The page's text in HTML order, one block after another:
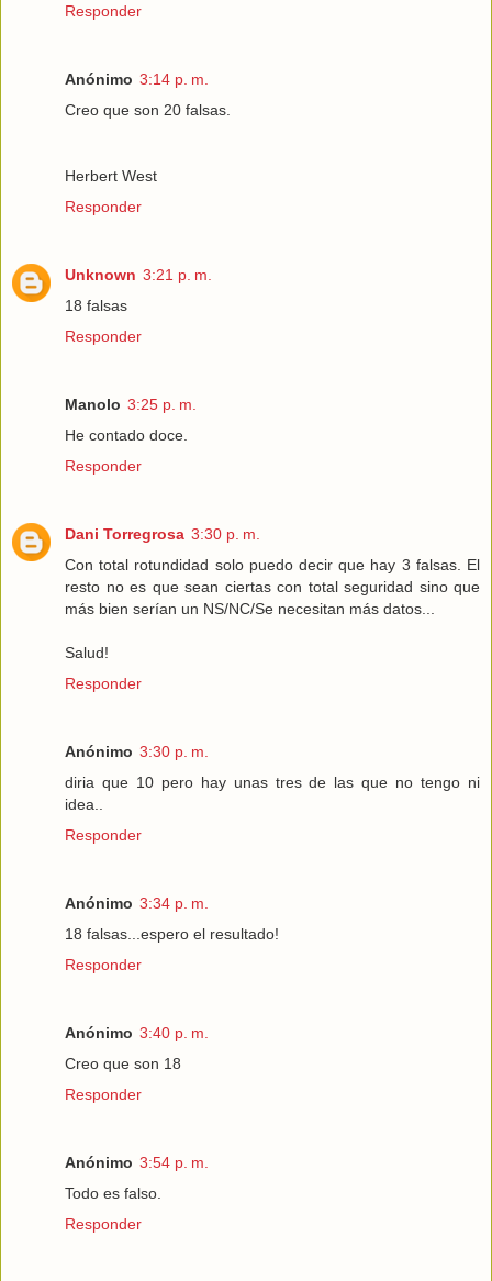
Responder
Anónimo 3:14 p. m.
Creo que son 20 falsas.
Herbert West
Responder
Unknown 3:21 p. m.
18 falsas
Responder
Manolo 3:25 p. m.
He contado doce.
Responder
Dani Torregrosa 3:30 p. m.
Con total rotundidad solo puedo decir que hay 3 falsas. El
resto no es que sean ciertas con total seguridad sino que
más bien serían un NS/NC/Se necesitan más datos...
Salud!
Responder
Anónimo 3:30 p. m.
diria que 10 pero hay unas tres de las que no tengo ni
idea..
Responder
Anónimo 3:34 p. m.
18 falsas...espero el resultado!
Responder
Anónimo 3:40 p. m.
Creo que son 18
Responder
Anónimo 3:54 p. m.
Todo es falso.
Responder